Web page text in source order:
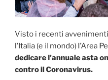
Visto i recenti
l’Italia (e il mondo) l’Area
dedicare l’annuale asta
contro il Coronavirus.